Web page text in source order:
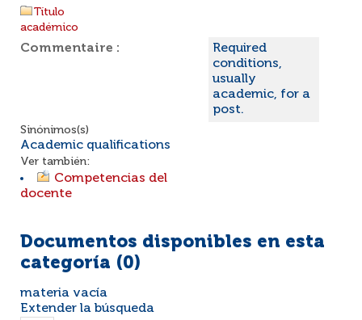
Título
académico
Commentaire :
Required
conditions,
usually
academic, for a
post.
Sinónimos(s)
Academic qualifications
Ver también:
Competencias del
docente
Documentos disponibles en esta
categoría (0)
materia vacía
Extender la búsqueda